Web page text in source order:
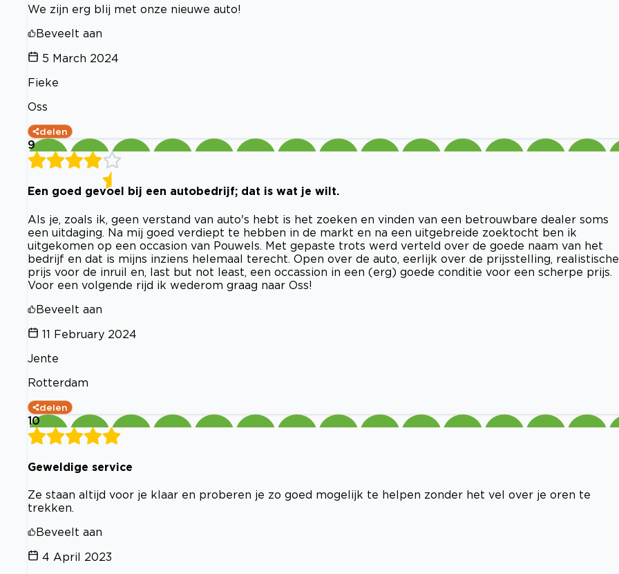
We zijn erg blij met onze nieuwe auto!
Beveelt aan
5 March 2024
Fieke
Oss
delen
9
Een goed gevoel bij een autobedrijf; dat is wat je wilt.
Als je, zoals ik, geen verstand van auto's hebt is het zoeken en vinden van een betrouwbare dealer soms
een uitdaging. Na mij goed verdiept te hebben in de markt en na een uitgebreide zoektocht ben ik
uitgekomen op een occasion van Pouwels. Met gepaste trots werd verteld over de goede naam van het
bedrijf en dat is mijns inziens helemaal terecht. Open over de auto, eerlijk over de prijsstelling, realistische
prijs voor de inruil en, last but not least, een occassion in een (erg) goede conditie voor een scherpe prijs.
Voor een volgende rijd ik wederom graag naar Oss!
Beveelt aan
11 February 2024
Jente
Rotterdam
delen
10
Geweldige service
Ze staan altijd voor je klaar en proberen je zo goed mogelijk te helpen zonder het vel over je oren te
trekken.
Beveelt aan
4 April 2023